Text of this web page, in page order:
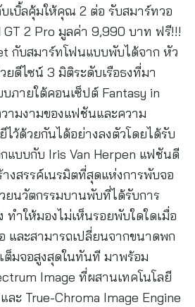
เบิ้ลคุ้มให้คุณ 2 ต่อ รับสมาร์ทวอ
GT 2 Pro มูลค่า 9,990 บาท ฟรี!!!
กับสมาร์ทโฟนแบบพับได้จาก หัว
ยดีไซน์ 3 มิติระดับเรือธงที่มา
ภายใต้คอนเซ็ปต์ Fantasy in
ามงามของแฟชันและความ
ไว้ด้วยกันได้อย่างลงตัวโดยได้รับ
แบบกับ Iris Van Herpen แฟชันดี
างสรรค์เนรมิตที่สุดแห่งการพับจอ
ยนวัตกรรมบานพับที่ได้รับการ
ทำให้มองไม่เห็นรอยพับใดใดเมื่อ
และสามารถเปลี่ยนจากขนาดพก
ต็มจอสูงสุดในทันที มาพร้อม
Image ที่ผสานเทคโนโลยี
ละ True-Chroma Image Engine